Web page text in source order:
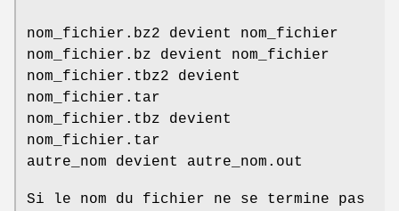
nom_fichier.bz2 devient nom_fichier
nom_fichier.bz devient nom_fichier
nom_fichier.tbz2 devient
nom_fichier.tar
nom_fichier.tbz devient
nom_fichier.tar
autre_nom devient autre_nom.out
Si le nom du fichier ne se termine pas